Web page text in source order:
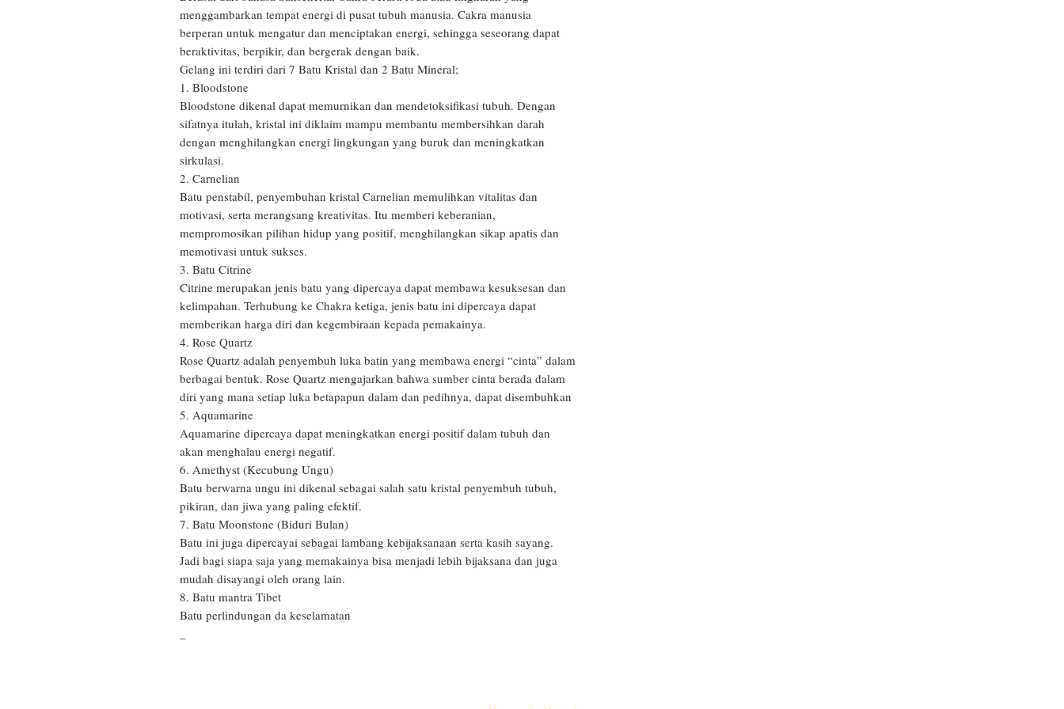
menggambarkan tempat energi di pusat tubuh manusia. Cakra manusia
berperan untuk mengatur dan menciptakan energi, sehingga seseorang dapat
beraktivitas, berpikir, dan bergerak dengan baik.
Gelang ini terdiri dari 7 Batu Kristal dan 2 Batu Mineral;
1. Bloodstone
Bloodstone dikenal dapat memurnikan dan mendetoksifikasi tubuh. Dengan
sifatnya itulah, kristal ini diklaim mampu membantu membersihkan darah
dengan menghilangkan energi lingkungan yang buruk dan meningkatkan
sirkulasi.
2. Carnelian
Batu penstabil, penyembuhan kristal Carnelian memulihkan vitalitas dan
motivasi, serta merangsang kreativitas. Itu memberi keberanian,
mempromosikan pilihan hidup yang positif, menghilangkan sikap apatis dan
memotivasi untuk sukses.
3. Batu Citrine
Citrine merupakan jenis batu yang dipercaya dapat membawa kesuksesan dan
kelimpahan. Terhubung ke Chakra ketiga, jenis batu ini dipercaya dapat
memberikan harga diri dan kegembiraan kepada pemakainya.
4. Rose Quartz
Rose Quartz adalah penyembuh luka batin yang membawa energi “cinta” dalam
berbagai bentuk. Rose Quartz mengajarkan bahwa sumber cinta berada dalam
diri yang mana setiap luka betapapun dalam dan pedihnya, dapat disembuhkan
5. Aquamarine
Aquamarine dipercaya dapat meningkatkan energi positif dalam tubuh dan
akan menghalau energi negatif.
6. Amethyst (Kecubung Ungu)
Batu berwarna ungu ini dikenal sebagai salah satu kristal penyembuh tubuh,
pikiran, dan jiwa yang paling efektif.
7. Batu Moonstone (Biduri Bulan)
Batu ini juga dipercayai sebagai lambang kebijaksanaan serta kasih sayang.
Jadi bagi siapa saja yang memakainya bisa menjadi lebih bijaksana dan juga
mudah disayangi oleh orang lain.
8. Batu mantra Tibet
Batu perlindungan da keselamatan